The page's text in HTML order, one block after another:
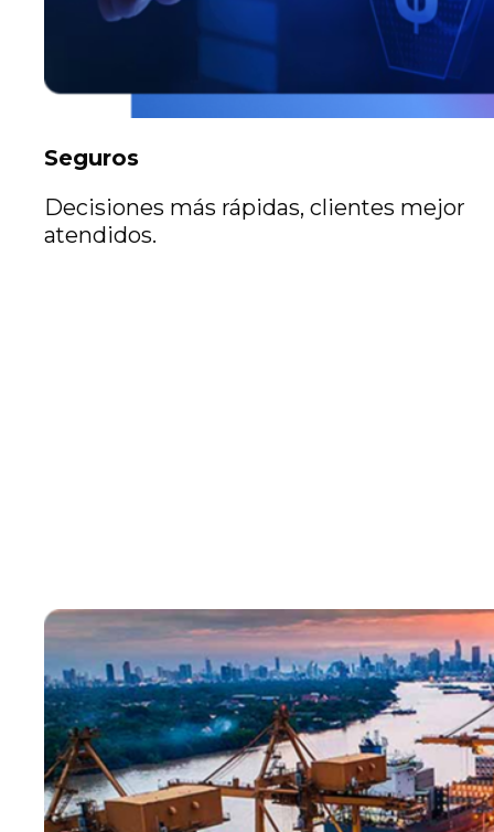
Seguros
Decisiones más rápidas, clientes mejor
atendidos.